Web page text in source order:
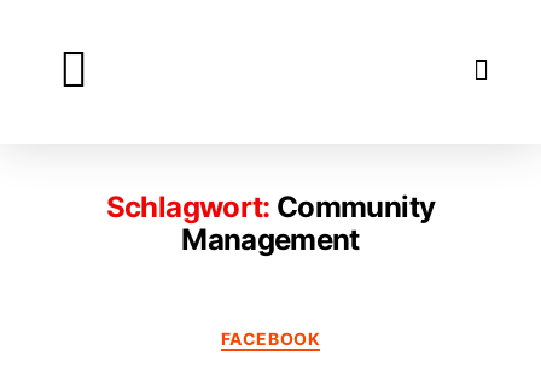
Schlagwort: Community
Management
FACEBOOK